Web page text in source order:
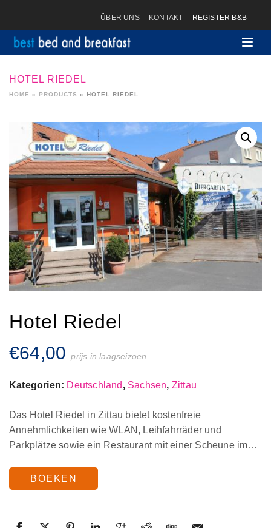
ÜBER UNS KONTAKT REGISTER B&B
HOTEL RIEDEL
HOME » PRODUCTS » HOTEL RIEDEL
Hotel Riedel
€64,00 prijs in laagseizoen
Kategorien: Deutschland , Sachsen, Zittau
Das Hotel Riedel in Zittau bietet kostenfreie
Annehmlichkeiten wie WLAN, Leihfahrräder und
Parkplätze sowie ein Restaurant mit einer Scheune im…
BOEKEN